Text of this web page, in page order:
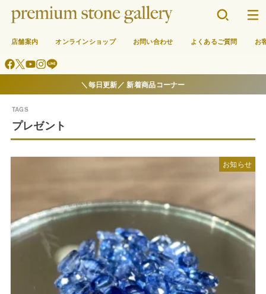
店舗案内 オンラインショップ お問い合わせ よくあるご質問 お
＼毎日更新／ 新着商品コーナー
プレゼント
お知らせ